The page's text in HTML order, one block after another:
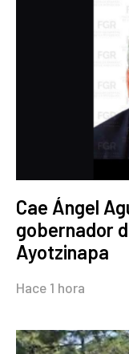
Cae Ángel
gobernador
Ayotzinapa
Hace 1 hora